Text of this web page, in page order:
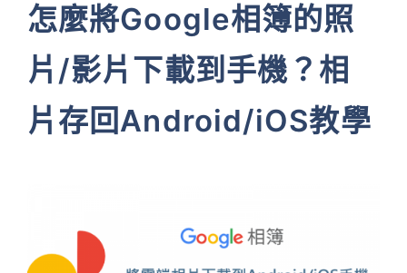
怎麼將Google相簿的照
片/影片下載到手機？相
片存回Android/iOS教學